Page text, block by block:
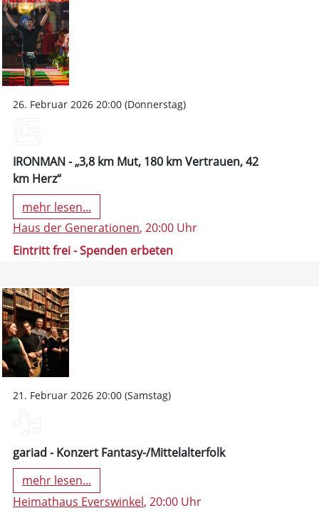
26. Februar 2026 20:00 (Donnerstag)
IRONMAN - „3,8 km Mut, 180 km Vertrauen, 42
km Herz“
mehr lesen...
Haus der Generationen, 20:00 Uhr
Eintritt frei - Spenden erbeten
21. Februar 2026 20:00 (Samstag)
gariad - Konzert Fantasy-/Mittelalterfolk
mehr lesen...
Heimathaus Everswinkel, 20:00 Uhr